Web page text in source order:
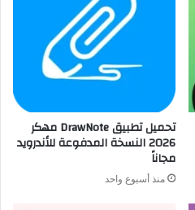
تحميل تطبيق DrawNote مهكر
2026 النسخة المدفوعة للأندرويد
مجاناً
منذ أسبوع واحد